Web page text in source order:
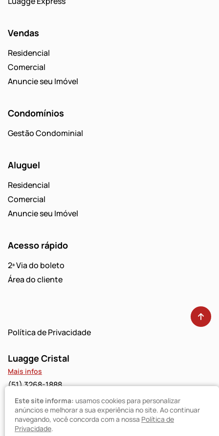
Vendas
Residencial
Comercial
Anuncie seu Imóvel
Condomínios
Gestão Condominial
Aluguel
Residencial
Comercial
Anuncie seu Imóvel
Acesso rápido
2ª Via do boleto
Área do cliente
Política de Privacidade
Luagge Cristal
Mais infos
(51) 3268-1888
Luagge Bravo
Mais infos
Este site informa: usamos cookies para personalizar
anúncios e melhorar a sua experiência no site. Ao continuar
navegando, você concorda com a nossa Política de
Privacidade.